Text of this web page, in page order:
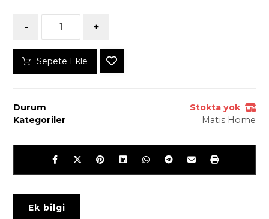
- +
Sepete Ekle
Durum
Stokta yok
Kategoriler
Matis Home
Ek bilgi